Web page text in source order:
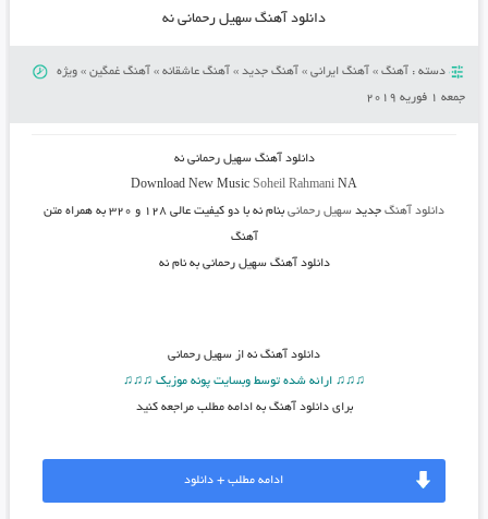
دانلود آهنگ سهیل رحمانی نه
دسته : آهنگ» آهنگ ایرانی» آهنگ جدید» آهنگ عاشقانه» آهنگ غمگین» ویژه
جمعه 1 فوریه 2019
دانلود آهنگسهیل رحمانی نه
Download New MusicSoheil Rahmani NA
دانلود آهنگجدید سهیل رحمانیبنام نه
با دو کیفیت عالی ۱۲۸ و ۳۲۰ به همراه متن
آهنگ
دانلود آهنگ سهیل رحمانی به نام نه
دانلود آهنگنه از سهیل رحمانی
♫♫♫ ارائه شده توسط وبسایت پونه موزیک ♫♫♫
برای دانلود آهنگ به ادامه مطلب مراجعه کنید
ادامه مطلب + دانلود